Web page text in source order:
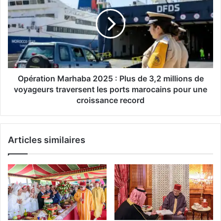
vers
un
record
historique
2025
:
Plus
de
3,2
millions
de
voyageurs
traversent
marocains
une
Opération Marhaba 2025 : Plus de 3,2 millions de
voyageurs traversent les ports marocains pour une
croissance record
Articles similaires